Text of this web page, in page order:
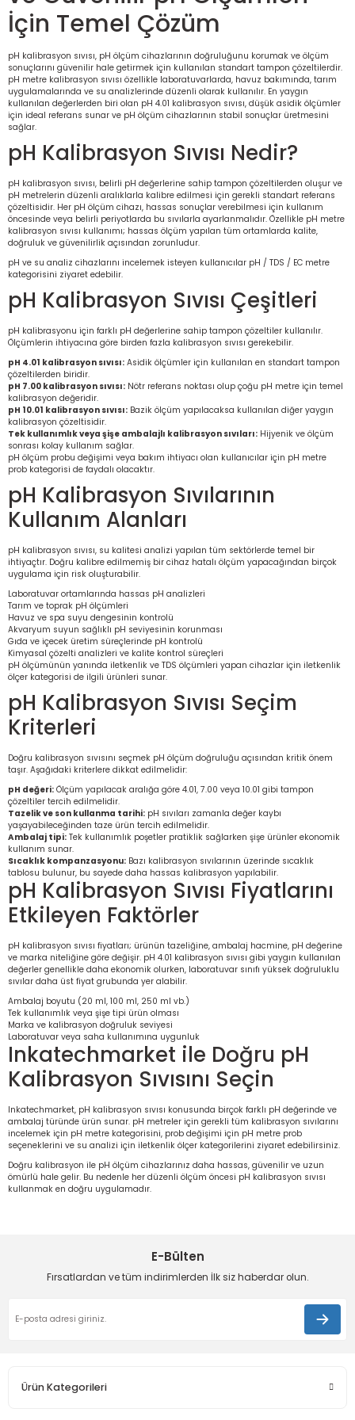
Cihazı
Cihazı
Cihazı
Ölçerler
İçin Temel Çözüm
pH kalibrasyon sıvısı, pH ölçüm cihazlarının doğruluğunu korumak ve ölçüm
sonuçlarını güvenilir hale getirmek için kullanılan standart tampon çözeltilerdir.
pH metre kalibrasyon sıvısı özellikle laboratuvarlarda, havuz bakımında, tarım
uygulamalarında ve su analizlerinde düzenli olarak kullanılır. En yaygın
kullanılan değerlerden biri olan pH 4.01 kalibrasyon sıvısı, düşük asidik ölçümler
için ideal referans sunar ve pH ölçüm cihazlarının stabil sonuçlar üretmesini
sağlar.
pH Kalibrasyon Sıvısı Nedir?
pH kalibrasyon sıvısı, belirli pH değerlerine sahip tampon çözeltilerden oluşur ve
pH metrelerin düzenli aralıklarla kalibre edilmesi için gerekli standart referans
çözeltisidir. Her pH ölçüm cihazı, hassas sonuçlar verebilmesi için kullanım
öncesinde veya belirli periyotlarda bu sıvılarla ayarlanmalıdır. Özellikle pH metre
kalibrasyon sıvısı kullanımı; hassas ölçüm yapılan tüm ortamlarda kalite,
doğruluk ve güvenilirlik açısından zorunludur.
pH ve su analiz cihazlarını incelemek isteyen kullanıcılar pH / TDS / EC metre
kategorisini ziyaret edebilir.
pH Kalibrasyon Sıvısı Çeşitleri
pH kalibrasyonu için farklı pH değerlerine sahip tampon çözeltiler kullanılır.
Ölçümlerin ihtiyacına göre birden fazla kalibrasyon sıvısı gerekebilir.
pH 4.01 kalibrasyon sıvısı: Asidik ölçümler için kullanılan en standart tampon
çözeltilerden biridir.
pH 7.00 kalibrasyon sıvısı: Nötr referans noktası olup çoğu pH metre için temel
kalibrasyon değeridir.
pH 10.01 kalibrasyon sıvısı: Bazik ölçüm yapılacaksa kullanılan diğer yaygın
kalibrasyon çözeltisidir.
Tek kullanımlık veya şişe ambalajlı kalibrasyon sıvıları: Hijyenik ve ölçüm
sonrası kolay kullanım sağlar.
pH ölçüm probu değişimi veya bakım ihtiyacı olan kullanıcılar için pH metre
prob kategorisi de faydalı olacaktır.
pH Kalibrasyon Sıvılarının
Kullanım Alanları
pH kalibrasyon sıvısı, su kalitesi analizi yapılan tüm sektörlerde temel bir
ihtiyaçtır. Doğru kalibre edilmemiş bir cihaz hatalı ölçüm yapacağından birçok
uygulama için risk oluşturabilir.
Laboratuvar ortamlarında hassas pH analizleri
Tarım ve toprak pH ölçümleri
Havuz ve spa suyu dengesinin kontrolü
Akvaryum suyun sağlıklı pH seviyesinin korunması
Gıda ve içecek üretim süreçlerinde pH kontrolü
Kimyasal çözelti analizleri ve kalite kontrol süreçleri
pH ölçümünün yanında iletkenlik ve TDS ölçümleri yapan cihazlar için iletkenlik
ölçer kategorisi de ilgili ürünleri sunar.
pH Kalibrasyon Sıvısı Seçim
Kriterleri
Doğru kalibrasyon sıvısını seçmek pH ölçüm doğruluğu açısından kritik önem
taşır. Aşağıdaki kriterlere dikkat edilmelidir:
pH değeri: Ölçüm yapılacak aralığa göre 4.01, 7.00 veya 10.01 gibi tampon
çözeltiler tercih edilmelidir.
Tazelik ve son kullanma tarihi: pH sıvıları zamanla değer kaybı
yaşayabileceğinden taze ürün tercih edilmelidir.
Ambalaj tipi: Tek kullanımlık poşetler pratiklik sağlarken şişe ürünler ekonomik
kullanım sunar.
Sıcaklık kompanzasyonu: Bazı kalibrasyon sıvılarının üzerinde sıcaklık
tablosu bulunur, bu sayede daha hassas kalibrasyon yapılabilir.
pH Kalibrasyon Sıvısı Fiyatlarını
Etkileyen Faktörler
pH kalibrasyon sıvısı fiyatları; ürünün tazeliğine, ambalaj hacmine, pH değerine
ve marka niteliğine göre değişir. pH 4.01 kalibrasyon sıvısı gibi yaygın kullanılan
değerler genellikle daha ekonomik olurken, laboratuvar sınıfı yüksek doğruluklu
sıvılar daha üst fiyat grubunda yer alabilir.
Ambalaj boyutu (20 ml, 100 ml, 250 ml vb.)
Tek kullanımlık veya şişe tipi ürün olması
Marka ve kalibrasyon doğruluk seviyesi
Laboratuvar veya saha kullanımına uygunluk
Inkatechmarket ile Doğru pH
Kalibrasyon Sıvısını Seçin
Inkatechmarket, pH kalibrasyon sıvısı konusunda birçok farklı pH değerinde ve
ambalaj türünde ürün sunar. pH metreler için gerekli tüm kalibrasyon sıvılarını
incelemek için pH metre kategorisini, prob değişimi için pH metre prob
seçeneklerini ve su analizi için iletkenlik ölçer kategorilerini ziyaret edebilirsiniz.
Doğru kalibrasyon ile pH ölçüm cihazlarınız daha hassas, güvenilir ve uzun
ömürlü hale gelir. Bu nedenle her düzenli ölçüm öncesi pH kalibrasyon sıvısı
kullanmak en doğru uygulamadır.
E-Bülten
Fırsatlardan ve tüm indirimlerden İlk siz haberdar olun.
Ürün Kategorileri